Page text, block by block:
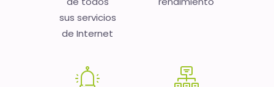
sus servicios
de Internet